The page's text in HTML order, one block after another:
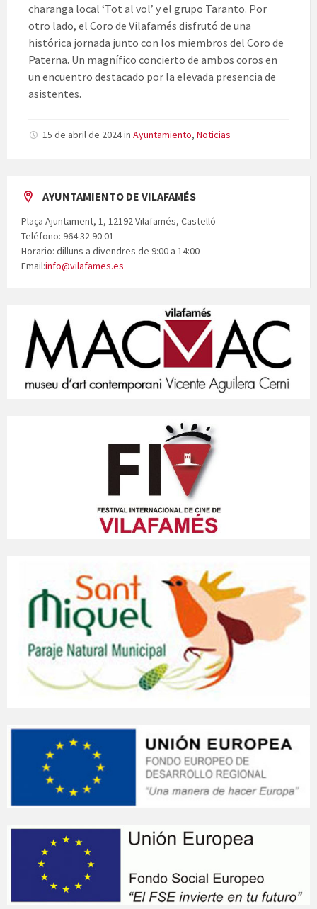
charanga local ‘Tot al vol’ y el grupo Taranto. Por
otro lado, el Coro de Vilafamés disfrutó de una
histórica jornada junto con los miembros del Coro de
Paterna. Un magnífico concierto de ambos coros en
un encuentro destacado por la elevada presencia de
asistentes.
15 de abril de 2024in Ayuntamiento, Noticias
AYUNTAMIENTO DE VILAFAMÉS
Plaça Ajuntament, 1, 12192 Vilafamés, Castelló
Teléfono: 964 32 90 01
Horario: dilluns a divendres de 9:00 a 14:00
Email:info@vilafames.es